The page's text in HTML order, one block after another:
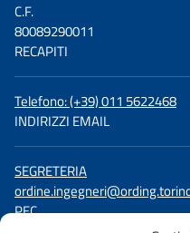
C.F.
80089290011
RECAPITI
Telefono: (+39) 011 5622468
INDIRIZZI EMAIL
SEGRETERIA
PEC